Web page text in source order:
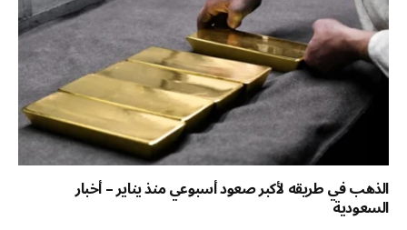
الذهب في طريقه لأكبر صعود أسبوعي منذ يناير – أخبار
السعودية